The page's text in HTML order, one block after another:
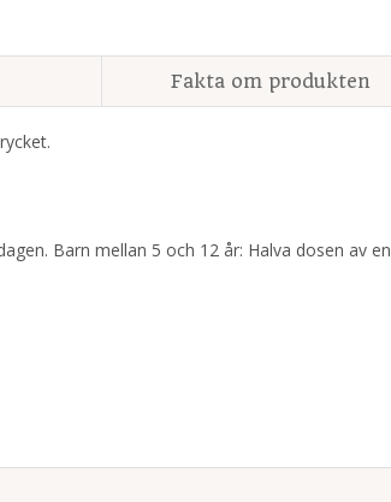
Fakta om produkten
Barn mellan 5 och 12 år: Halva dosen av en